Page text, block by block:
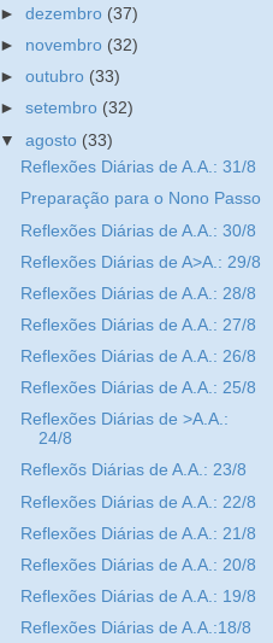
►dezembro (37)
► novembro (32)
►outubro (33)
►setembro (32)
▼agosto (33)
Reflexões Diárias de A.A.: 31/8
Preparação para o Nono Passo
Reflexões Diárias de A.A.: 30/8
Reflexões Diárias de A>A.: 29/8
Reflexões Diárias de A.A.: 28/8
Reflexões Diárias de A.A.: 27/8
Reflexões Diárias de A.A.: 26/8
Reflexões Diárias de A.A.: 25/8
Reflexões Diárias de >A.A.:
24/8
Reflexõs Diárias de A.A.: 23/8
Reflexões Diárias de A.A.: 22/8
Reflexões Diárias de A.A.: 21/8
Reflexões Diárias de A.A.: 20/8
Reflexões Diárias de A.A.: 19/8
Reflexões Diárias de A.A.:18/8